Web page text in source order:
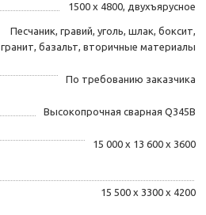
1500 х 4800, двухъярусное
Песчаник, гравий, уголь, шлак, боксит,
гранит, базальт, вторичные материалы
По требованию заказчика
Высокопрочная сварная Q345B
15 000 х 13 600 х 3600
15 500 х 3300 х 4200